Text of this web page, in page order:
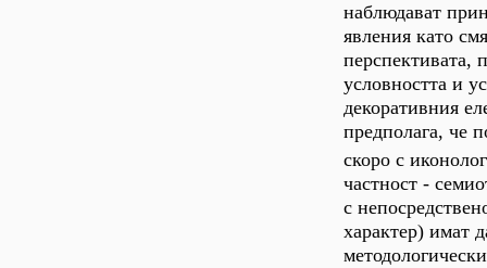
наблюдават
явления като
перспективата,
условността и
декоративния
предполага, че
скоро с
частност -
с
характер) имат